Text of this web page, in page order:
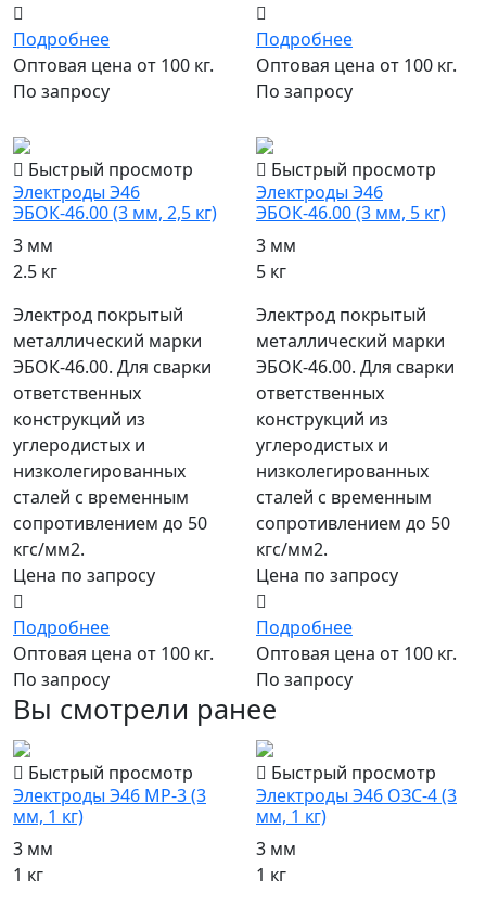
Подробнее
Оптовая цена от 100 кг.
По запросу
Подробнее
Оптовая цена от 100 кг.
По запросу
Быстрый просмотр
Электроды Э46
ЭБОК-46.00 (3 мм, 2,5 кг)
3 мм
2.5 кг
Электрод покрытый
металлический марки
ЭБОК-46.00. Для сварки
ответственных
конструкций из
углеродистых и
низколегированных
сталей с временным
сопротивлением до 50
кгс/мм2.
Цена по запросу
Подробнее
Оптовая цена от 100 кг.
По запросу
Быстрый просмотр
Электроды Э46
ЭБОК-46.00 (3 мм, 5 кг)
3 мм
5 кг
Электрод покрытый
металлический марки
ЭБОК-46.00. Для сварки
ответственных
конструкций из
углеродистых и
низколегированных
сталей с временным
сопротивлением до 50
кгс/мм2.
Цена по запросу
Подробнее
Оптовая цена от 100 кг.
По запросу
Вы смотрели ранее
Быстрый просмотр
Электроды Э46 МР-3 (3
мм, 1 кг)
3 мм
1 кг
Быстрый просмотр
Электроды Э46 ОЗС-4 (3
мм, 1 кг)
3 мм
1 кг